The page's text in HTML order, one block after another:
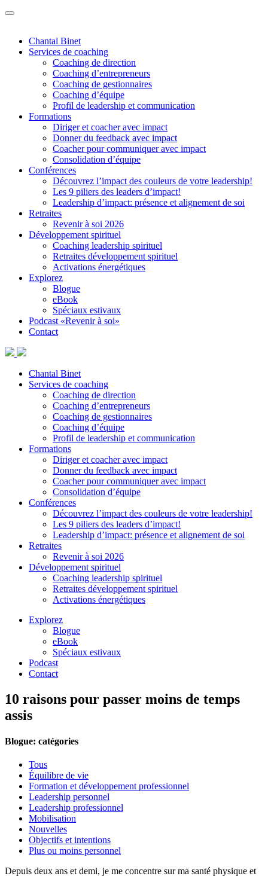
Chantal Binet
Services de coaching
Coaching de direction
Coaching d’entrepreneurs
Coaching de gestionnaires
Coaching d’équipe
Profil de leadership et communication
Formations
Diriger et coacher avec impact
Donner du feedback avec impact
Coacher pour communiquer avec impact
Consolidation d’équipe
Conférences
Découvrez l’impact des couleurs de votre leadership!
Les 9 piliers des leaders d’impact!
Leadership d’impact: présence et alignement de soi
Retraites
Revenir à soi 2026
Développement spirituel
Coaching leadership spirituel
Retraites développement spirituel
Activations énergétiques
Explorez
Blogue
eBook
Spéciaux estivaux
Podcast «Revenir à soi»
Contact
Chantal Binet
Services de coaching
Coaching de direction
Coaching d’entrepreneurs
Coaching de gestionnaires
Coaching d’équipe
Profil de leadership et communication
Formations
Diriger et coacher avec impact
Donner du feedback avec impact
Coacher pour communiquer avec impact
Consolidation d’équipe
Conférences
Découvrez l’impact des couleurs de votre leadership!
Les 9 piliers des leaders d’impact!
Leadership d’impact: présence et alignement de soi
Retraites
Revenir à soi 2026
Développement spirituel
Coaching leadership spirituel
Retraites développement spirituel
Activations énergétiques
Explorez
Blogue
eBook
Spéciaux estivaux
Podcast
Contact
10 raisons pour passer moins de temps
assis
Blogue: catégories
Tous
Équilibre de vie
Formation et développement professionnel
Leadership personnel
Leadership professionnel
Mobilisation
Nouvelles
Objectifs et intentions
Plus ou moins personnel
Depuis deux ans et demi, je me concentre sur ma santé physique et